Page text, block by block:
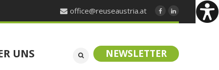
office@reuseaustria.at
UNS NEWSLETTER